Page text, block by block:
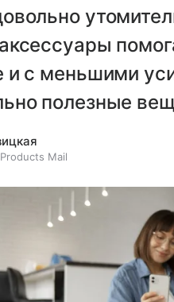
и с меньшими
полезные
Mail